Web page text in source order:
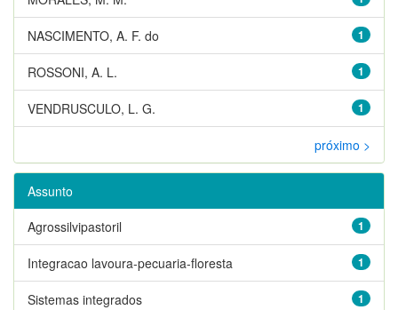
1
NASCIMENTO, A. F. do
1
ROSSONI, A. L.
1
VENDRUSCULO, L. G.
próximo >
Assunto
1
Agrossilvipastoril
1
Integracao lavoura-pecuaria-floresta
1
Sistemas integrados